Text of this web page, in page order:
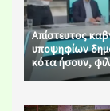
Απίστευτος
υποψηφίων
κότα ήσουν,